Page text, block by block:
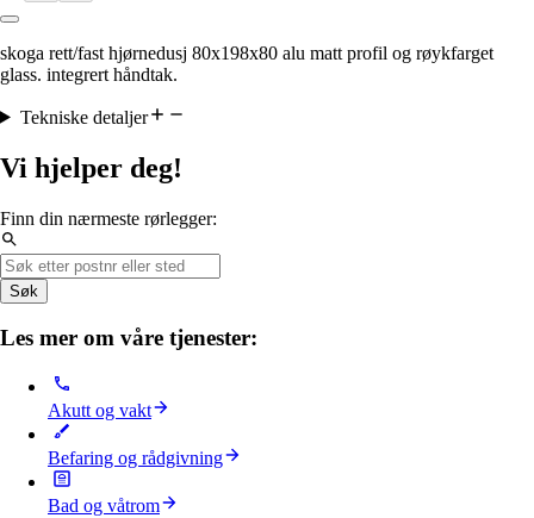
skoga rett/fast hjørnedusj 80x198x80 alu matt profil og røykfarget
glass. integrert håndtak.
Tekniske detaljer
Vi hjelper deg!
Finn din nærmeste rørlegger:
Søk
Les mer om våre tjenester:
Akutt og vakt
Befaring og rådgivning
Bad og våtrom